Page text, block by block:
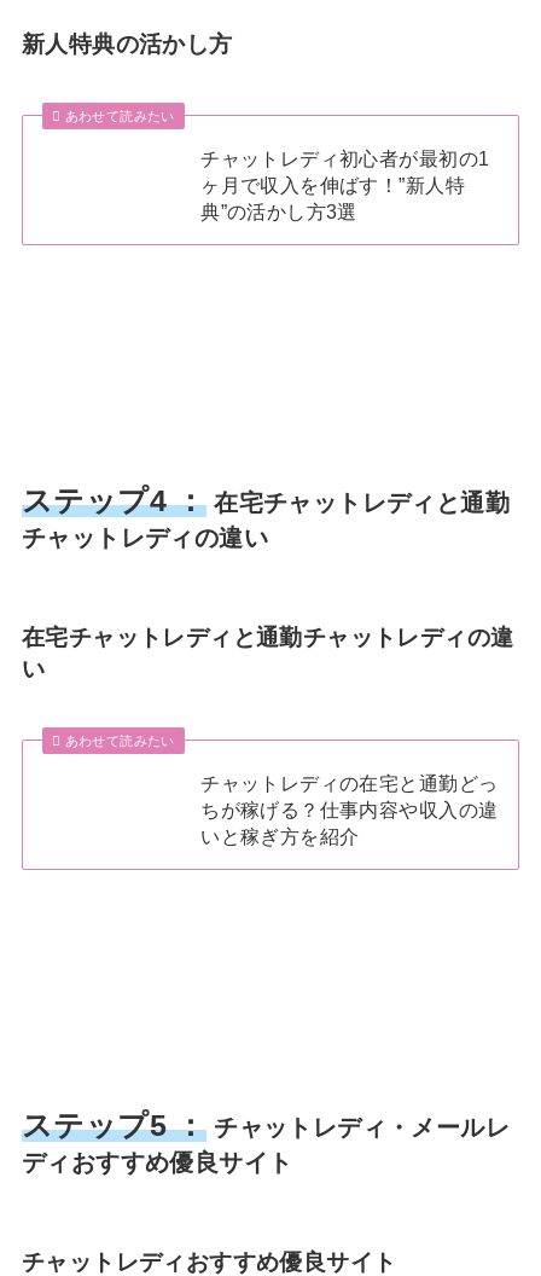
新人特典の活かし方
あわせて読みたい
チャットレディ初心者が最初の1
ヶ月で収入を伸ばす！”新人特
典”の活かし方3選
ステップ4 ：在宅チャットレディと通勤
チャットレディの違い
在宅チャットレディと通勤チャットレディの違
い
あわせて読みたい
チャットレディの在宅と通勤どっ
ちが稼げる？仕事内容や収入の違
いと稼ぎ方を紹介
ステップ5 ：チャットレディ・メールレ
ディおすすめ優良サイト
チャットレディおすすめ優良サイト